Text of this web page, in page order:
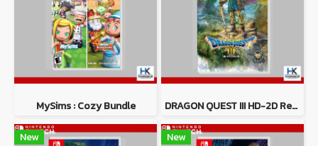
MySims : Cozy Bundle DRAGON QUEST III HD-2D Remake
New New